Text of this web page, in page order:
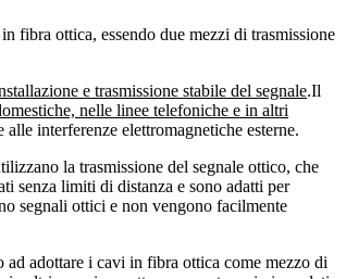
fibra ottica, essendo due mezzi di trasmissione
e trasmissione stabile del segnale.Il
nelle linee telefoniche e in altri
interferenze elettromagnetiche esterne.
la trasmissione del segnale ottico, che
senza limiti di distanza e sono adatti per
segnali ottici e non vengono facilmente
adottare i cavi in ​​fibra ottica come mezzo di